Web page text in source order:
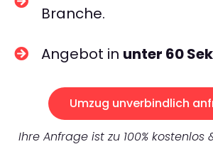
Branche.
Angebot in unter 60
Umzug unverbindlich
Ihre Anfrage ist zu 100% kostenlos